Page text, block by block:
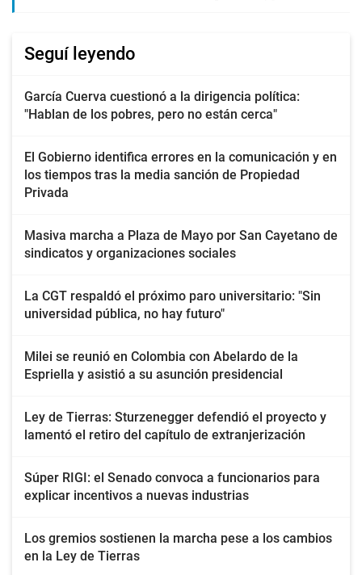
Seguí leyendo
García Cuerva cuestionó a la dirigencia política:
"Hablan de los pobres, pero no están cerca"
El Gobierno identifica errores en la comunicación y en
los tiempos tras la media sanción de Propiedad
Privada
Masiva marcha a Plaza de Mayo por San Cayetano de
sindicatos y organizaciones sociales
La CGT respaldó el próximo paro universitario: "Sin
universidad pública, no hay futuro"
Milei se reunió en Colombia con Abelardo de la
Espriella y asistió a su asunción presidencial
Ley de Tierras: Sturzenegger defendió el proyecto y
lamentó el retiro del capítulo de extranjerización
Súper RIGI: el Senado convoca a funcionarios para
explicar incentivos a nuevas industrias
Los gremios sostienen la marcha pese a los cambios
en la Ley de Tierras